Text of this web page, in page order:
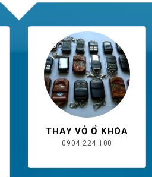
THAY VỎ Ổ KHÓA
0904.224.100